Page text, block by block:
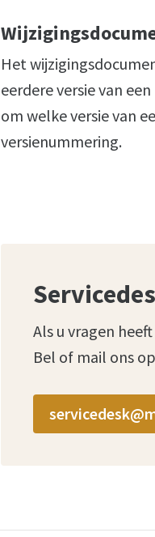
Het
eerdere versie van
om welke versie van
versienummering.
Als u vragen
Bel of mail ons